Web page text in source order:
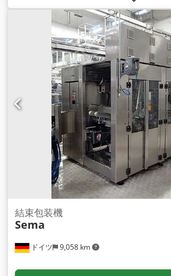
ドイツ 9,058 km
結束包装機
Sema